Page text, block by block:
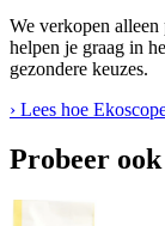
We verkopen
helpen je graag in
gezondere keuzes.
› Lees hoe
Probeer ook